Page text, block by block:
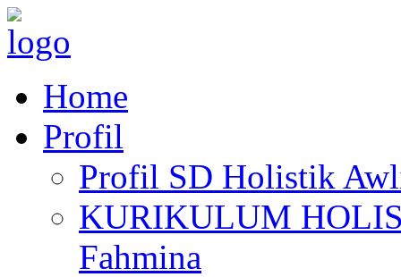
Home
Profil
Profil SD Holistik
KURIKULUM
Fahmina